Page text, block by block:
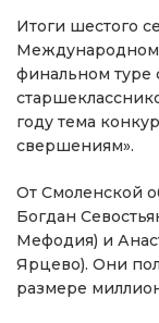
Итоги шестого
Международном
финальном туре
году тема
свершениям».
От Смоленской
Богдан
Мефодия) и
Ярцево). Они
размере